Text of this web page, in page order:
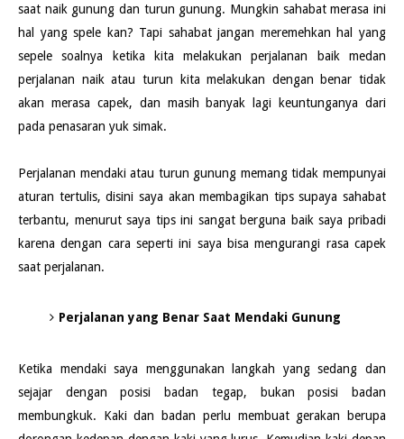
saat naik gunung dan turun gunung. Mungkin sahabat merasa ini
hal yang spele kan? Tapi sahabat jangan meremehkan hal yang
sepele soalnya ketika kita melakukan perjalanan baik medan
perjalanan naik atau turun kita melakukan dengan benar tidak
akan merasa capek, dan masih banyak lagi keuntunganya dari
pada penasaran yuk simak.
Perjalanan mendaki atau turun gunung memang tidak mempunyai
aturan tertulis, disini saya akan membagikan tips supaya sahabat
terbantu, menurut saya tips ini sangat berguna baik saya pribadi
karena dengan cara seperti ini saya bisa mengurangi rasa capek
saat perjalanan.
Perjalanan yang Benar Saat Mendaki Gunung
Ketika mendaki saya menggunakan langkah yang sedang dan
sejajar dengan posisi badan tegap, bukan posisi badan
membungkuk. Kaki dan badan perlu membuat gerakan berupa